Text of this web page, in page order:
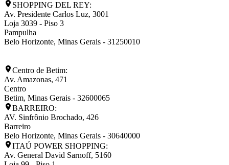
SHOPPING DEL REY:
Av. Presidente Carlos Luz, 3001
Loja 3039 - Piso 3
Pampulha
Belo Horizonte, Minas Gerais - 31250010
Centro de Betim:
Av. Amazonas, 471
Centro
Betim, Minas Gerais - 32600065
BARREIRO:
AV. Sinfrônio Brochado, 426
Barreiro
Belo Horizonte, Minas Gerais - 30640000
ITAÚ POWER SHOPPING:
Av. General David Sarnoff, 5160